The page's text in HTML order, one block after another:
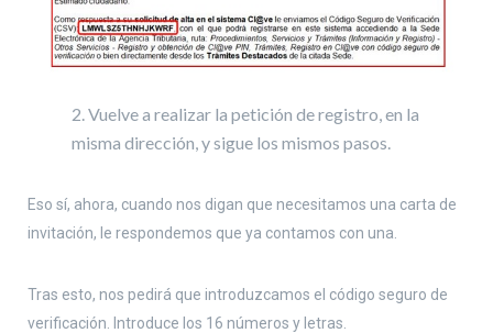
Vuelve a realizar la petición de registro, en la
misma dirección, y sigue los mismos pasos.
Eso sí, ahora, cuando nos digan que necesitamos una carta de
invitación, le respondemos que ya contamos con una.
Tras esto, nos pedirá que introduzcamos el código seguro de
verificación. Introduce los 16 números y letras.